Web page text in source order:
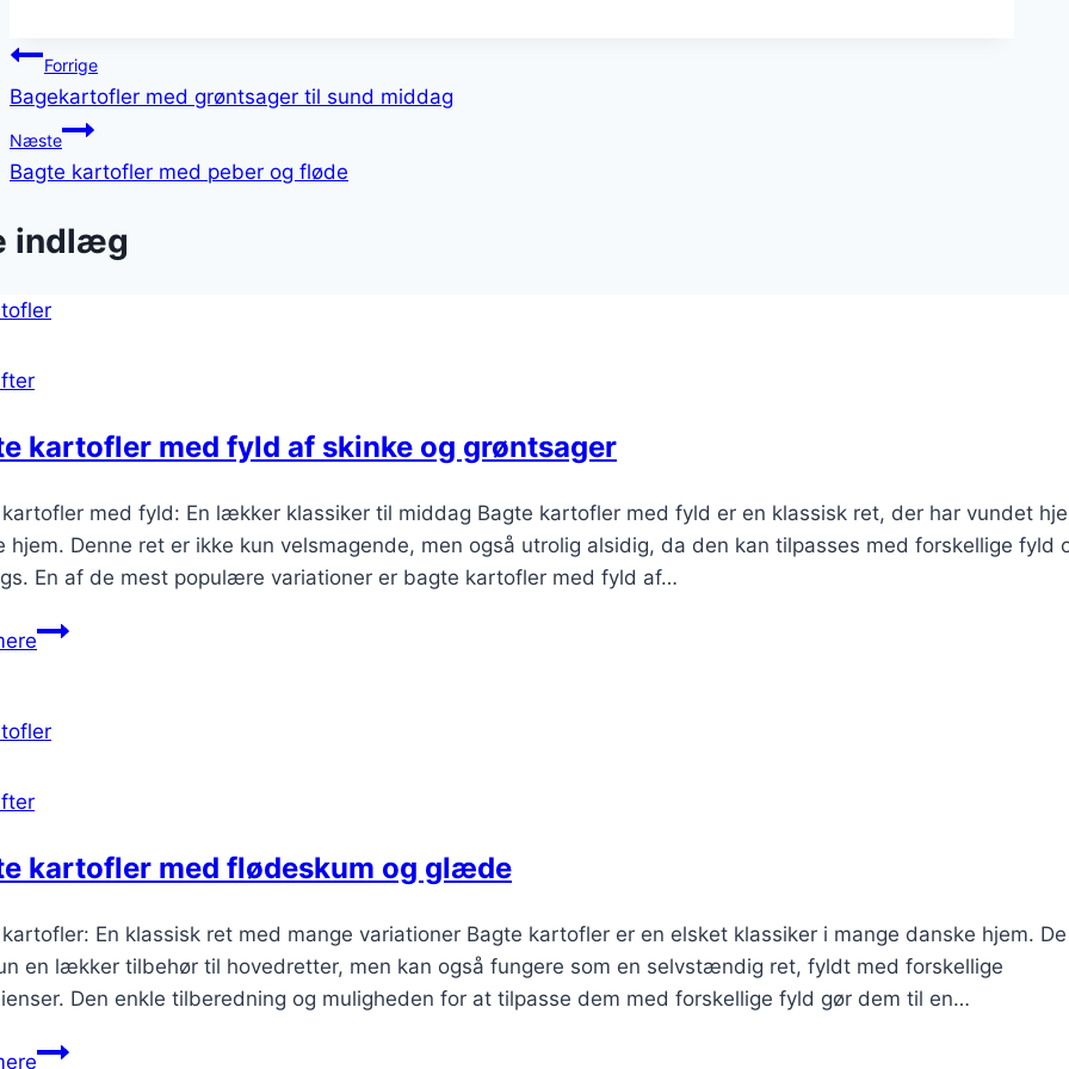
Indlægsnavigation
Forrige
Bagekartofler med grøntsager til sund middag
Næste
Bagte kartofler med peber og fløde
indlæg
kartofler med fyld af skinke og grøntsager
med fyld: En lækker klassiker til middag Bagte kartofler med fyld er en klassisk ret, der har vundet
hjem. Denne ret er ikke kun velsmagende, men også utrolig alsidig, da den kan tilpasses med forskellige fyld
En af de mest populære variationer er bagte kartofler med fyld af…
Bagte
fyld
grøntsager
kartofler med flødeskum og glæde
En klassisk ret med mange variationer Bagte kartofler er en elsket klassiker i mange danske hjem.
en lækker tilbehør til hovedretter, men kan også fungere som en selvstændig ret, fyldt med forskellige
Den enkle tilberedning og muligheden for at tilpasse dem med forskellige fyld gør dem til en…
Bagte